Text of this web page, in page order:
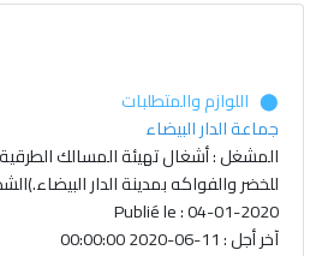
⬤ اللوازم والمتطلبات
جماعة الدار البيضاء
المشغل : أشغال تهيئة المسالك
للخضر والفواكه بمدينة الدار
Publié le : 04-01-2020
آخر أجل : 11-06-2020 00:00:00